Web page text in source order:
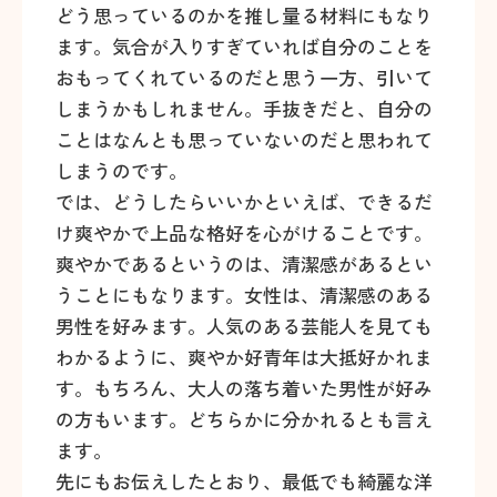
どう思っているのかを推し量る材料にもなり
ます。気合が入りすぎていれば自分のことを
おもってくれているのだと思う一方、引いて
しまうかもしれません。手抜きだと、自分の
ことはなんとも思っていないのだと思われて
しまうのです。
では、どうしたらいいかといえば、できるだ
け爽やかで上品な格好を心がけることです。
爽やかであるというのは、清潔感があるとい
うことにもなります。女性は、清潔感のある
男性を好みます。人気のある芸能人を見ても
わかるように、爽やか好青年は大抵好かれま
す。もちろん、大人の落ち着いた男性が好み
の方もいます。どちらかに分かれるとも言え
ます。
先にもお伝えしたとおり、最低でも綺麗な洋